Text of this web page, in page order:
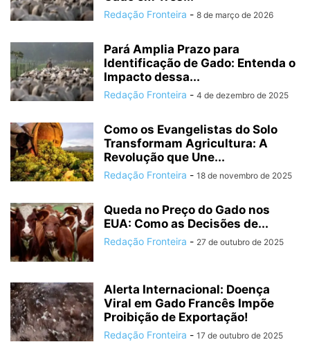
Redação Fronteira - 8 de março de 2026
Pará Amplia Prazo para
Identificação de Gado: Entenda o
Impacto dessa...
Redação Fronteira - 4 de dezembro de 2025
Como os Evangelistas do Solo
Transformam Agricultura: A
Revolução que Une...
Redação Fronteira - 18 de novembro de 2025
Queda no Preço do Gado nos
EUA: Como as Decisões de...
Redação Fronteira - 27 de outubro de 2025
Alerta Internacional: Doença
Viral em Gado Francês Impõe
Proibição de Exportação!
Redação Fronteira - 17 de outubro de 2025